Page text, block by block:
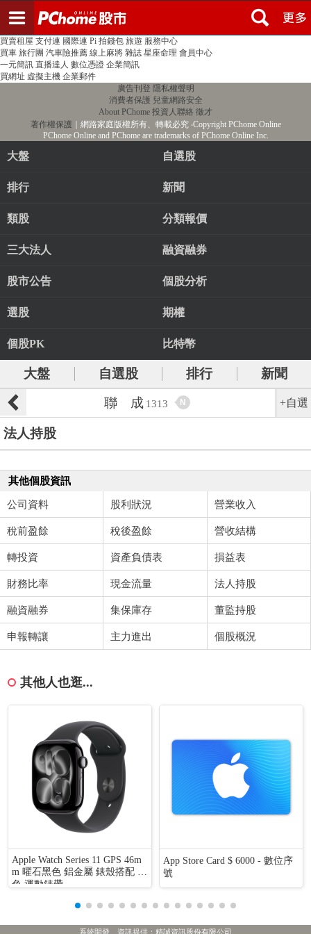
PChome首頁 線上購物 24h購物 書店
買賣租屋 支付連 國際連 Pi 拍錢包 旅遊 服務中心
買車 旅行團 汽車險推薦 線上麻將 雜誌 星座命理 會員中心
一元簡訊 直播達人 數位憑證 企業簡訊
買網址 虛擬主機 企業郵件
廣告刊登 隱私權聲明
消費者保護 兒童網路安全
About PChome 投資人聯絡 徵才
著作權保護 ｜網路家庭版權所有、轉載必究‧Copyright PChome Online
PChome Online and PChome are trademarks of PChome Online Inc.
大盤 自選股
排行 新聞
類股 分類報價
三大法人 融資融券
股市公告 個股分析
選股 期權
個股PK 比特幣
大盤 自選股 排行
新聞
聯 成 1313 N +自選
法人持股
其他個股資訊
公司資料 股利狀況 營業收入
稅前盈餘 稅後盈餘 營收結構
轉投資 資產負債表 損益表
財務比率 現金流量 法人持股
融資融券 集保庫存 董監持股
申報轉讓 主力進出 個股概況
其他人也逛...
Apple Watch Series 11 GPS 46m
m 曜石黑色 鋁金屬 錶殼搭配 黑
色 運動錶帶
App Store Card $ 6000 - 數位序
號
系統開發、資訊提供：精誠資訊股份有限公司